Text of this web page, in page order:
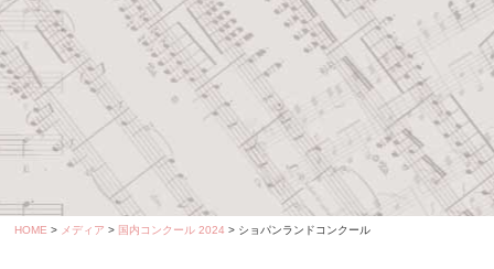
HOME > メディア > 国内コンクール 2024 > ショパンランドコンクール